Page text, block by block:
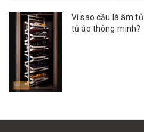
Vì sao cầu là âm
tủ áo thông minh?